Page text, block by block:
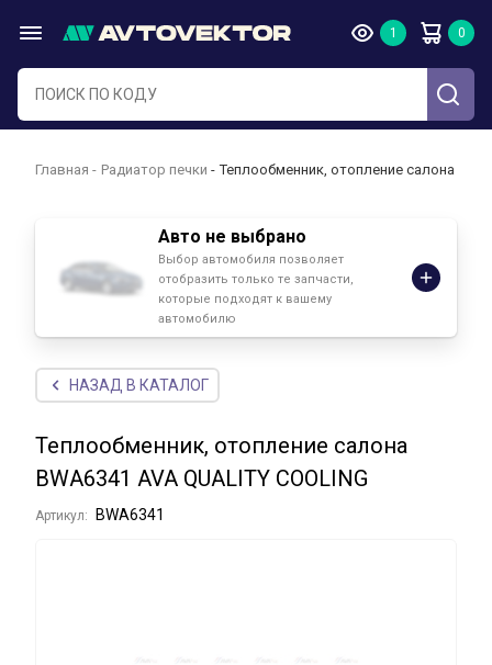
Главная Радиатор печки Теплообменник, отопление салона
Авто не выбрано
Выбор автомобиля позволяет
отобразить только те запчасти,
которые подходят к вашему
автомобилю
НАЗАД В КАТАЛОГ
Теплообменник, отопление салона
BWA6341 AVA QUALITY COOLING
Артикул: BWA6341